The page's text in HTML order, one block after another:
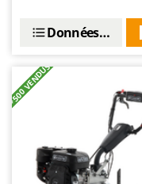
Ribimex
Ritter
River Systems
Rossofuoco
Rover Pompe
Données
+500 VENDUS